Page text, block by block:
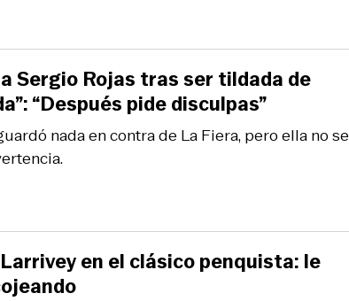
nada en contra de La Fiera, pero ella no se
Sergio Rojas tras ser tildada de
“Después pide disculpas”
en el clásico penquista: le